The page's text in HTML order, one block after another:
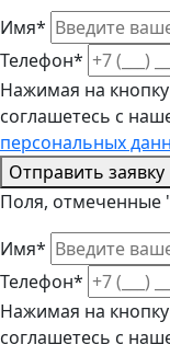
Имя*
Телефон*
Нажимая на
соглашетесь с
персональных
Отправить заявку
Поля, отмеченные
Имя*
Телефон*
Нажимая на
соглашетесь с